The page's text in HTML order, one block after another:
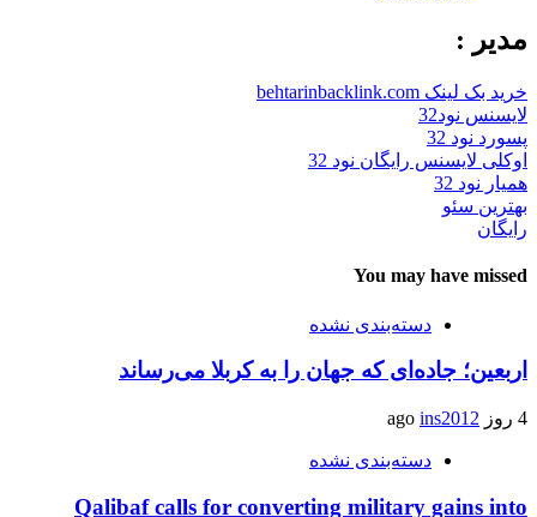
مدیر :
خرید بک لینک behtarinbacklink.com
لایسنس نود32
پسورد نود 32
اوکلی لایسنس رایگان نود 32
همیار نود 32
بهترین سئو
رایگان
You may have missed
دسته‌بندی نشده
اربعین؛ جاده‌ای که جهان را به کربلا می‌رساند
4 روز ago ins2012
دسته‌بندی نشده
Qalibaf calls for converting military gains into